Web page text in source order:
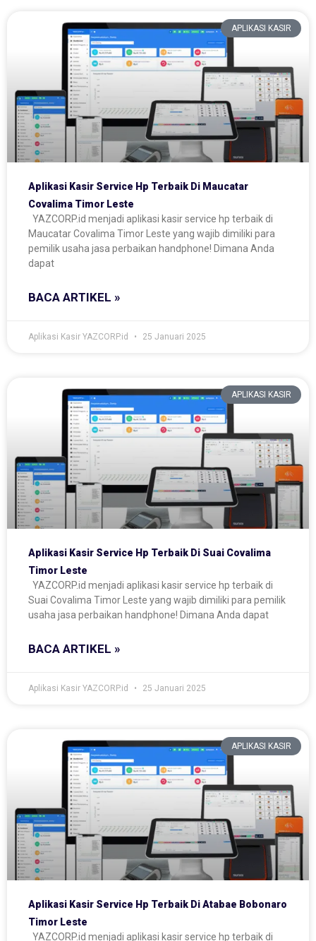
APLIKASI KASIR
Aplikasi Kasir Service Hp Terbaik Di Maucatar
Covalima Timor Leste
YAZCORP.id menjadi aplikasi kasir service hp terbaik di
Maucatar Covalima Timor Leste yang wajib dimiliki para
pemilik usaha jasa perbaikan handphone! Dimana Anda
dapat
BACA ARTIKEL »
Aplikasi Kasir YAZCORP.id 25 Januari 2025
APLIKASI KASIR
Aplikasi Kasir Service Hp Terbaik Di Suai Covalima
Timor Leste
YAZCORP.id menjadi aplikasi kasir service hp terbaik di
Suai Covalima Timor Leste yang wajib dimiliki para pemilik
usaha jasa perbaikan handphone! Dimana Anda dapat
BACA ARTIKEL »
Aplikasi Kasir YAZCORP.id 25 Januari 2025
APLIKASI KASIR
Aplikasi Kasir Service Hp Terbaik Di Atabae Bobonaro
Timor Leste
YAZCORP.id menjadi aplikasi kasir service hp terbaik di